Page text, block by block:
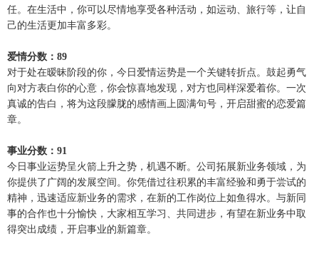
任。在生活中，你可以尽情地享受各种活动，如运动、旅行等，让自
己的生活更加丰富多彩。
爱情分数：89
对于处在暧昧阶段的你，今日爱情运势是一个关键转折点。鼓起勇气
向对方表白你的心意，你会惊喜地发现，对方也同样深爱着你。一次
真诚的告白，将为这段朦胧的感情画上圆满句号，开启甜蜜的恋爱篇
章。
事业分数：91
今日事业运势呈火箭上升之势，机遇不断。公司拓展新业务领域，为
你提供了广阔的发展空间。你凭借过往积累的丰富经验和勇于尝试的
精神，迅速适应新业务的需求，在新的工作岗位上如鱼得水。与新同
事的合作也十分愉快，大家相互学习、共同进步，有望在新业务中取
得突出成绩，开启事业的新篇章。